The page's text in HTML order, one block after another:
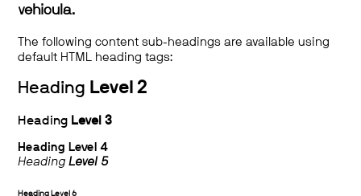
vehicula.
The following content sub-headings are available using
default HTML heading tags:
Heading Level 2
Heading Level 3
Heading Level 4
HeadingLevel 5
Heading Level 6